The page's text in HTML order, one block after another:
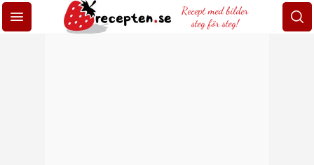
Recept med bilder
steg för steg!